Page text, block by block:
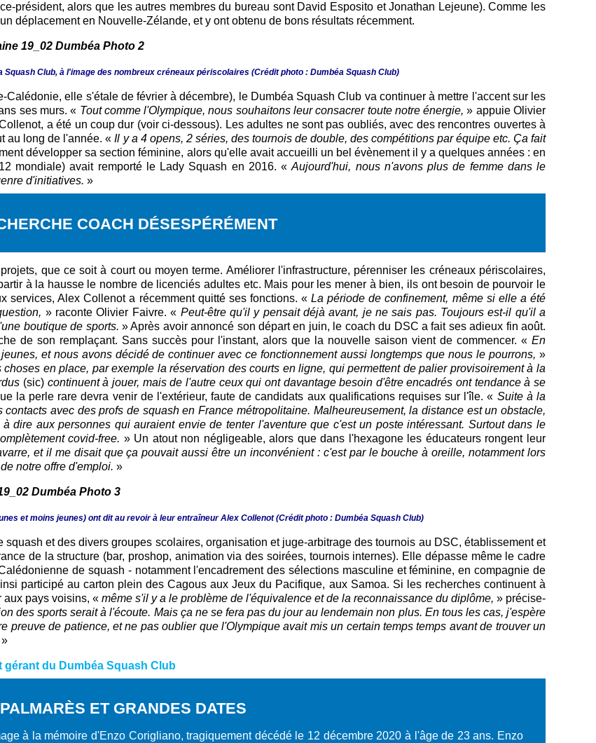
président, alors que les autres membres du bureau sont David Esposito et Jonathan Lejeune). Comme les
déplacement en Nouvelle-Zélande, et y ont obtenu de bons résultats récemment.
Squash Club, à l'image des nombreux créneaux périscolaires (Crédit photo : Dumbéa Squash Club)
elle s'étale de février à décembre), le Dumbéa Squash Club va continuer à mettre l'accent sur les
ses murs. « Tout comme l'Olympique, nous souhaitons leur consacrer toute notre énergie,» appuie Olivier
a été un coup dur (voir ci-dessous). Les adultes ne sont pas oubliés, avec des rencontres ouvertes à
au long de l'année. «Il y a 4 opens, 2 séries, des tournois de double, des compétitions par équipe etc. Ça fait
développer sa section féminine, alors qu'elle avait accueilli un bel évènement il y a quelques années : en
mondiale) avait remporté le Lady Squash en 2016. «Aujourd'hui, nous n'avons plus de femme dans le
d'initiatives. »
COACH DÉSESPÉRÉMENT
que ce soit à court ou moyen terme. Améliorer l'infrastructure, pérenniser les créneaux périscolaires,
à la hausse le nombre de licenciés adultes etc. Mais pour les mener à bien, ils ont besoin de pourvoir le
services, Alex Collenot a récemment quitté ses fonctions. «La période de confinement, même si elle a été
» raconte Olivier Faivre. « Peut-être qu'il y pensait déjà avant, je ne sais pas. Toujours est-il qu'il a
boutique de sports. » Après avoir annoncé son départ en juin, le coach du DSC a fait ses adieux fin août.
de son remplaçant. Sans succès pour l'instant, alors que la nouvelle saison vient de commencer. « En
et nous avons décidé de continuer avec ce fonctionnement aussi longtemps que nous le pourrons, »
en place, par exemple la réservation des courts en ligne, qui permettent de palier provisoirement à la
(sic) continuent à jouer, mais de l'autre ceux qui ont davantage besoin d'être encadrés ont tendance à se
la perle rare devra venir de l'extérieur, faute de candidats aux qualifications requises sur l'île. « Suite à la
avec des profs de squash en France métropolitaine. Malheureusement, la distance est un obstacle,
dire aux personnes qui auraient envie de tenter l'aventure que c'est un poste intéressant. Surtout dans le
covid-free. » Un atout non négligeable, alors que dans l'hexagone les éducateurs rongent leur
et il me disait que ça pouvait aussi être un inconvénient : c'est par le bouche à oreille, notamment lors
notre offre d'emploi. »
et moins jeunes) ont dit au revoir à leur entraîneur Alex Collenot (Crédit photo : Dumbéa Squash Club)
squash et des divers groupes scolaires, organisation et juge-arbitrage des tournois au DSC, établissement et
de la structure (bar, proshop, animation via des soirées, tournois internes). Elle dépasse même le cadre
de squash - notamment l'encadrement des sélections masculine et féminine, en compagnie de
participé au carton plein des Cagous aux Jeux du Pacifique, aux Samoa. Si les recherches continuent à
aux pays voisins, « même s'il y a le problème de l'équivalence et de la reconnaissance du diplôme, » précise-
des sports serait à l'écoute. Mais ça ne se fera pas du jour au lendemain non plus. En tous les cas, j'espère
preuve de patience, et ne pas oublier que l'Olympique avait mis un certain temps temps avant de trouver un
»
gérant du Dumbéa Squash Club
PALMARÈS ET GRANDES DATES
à la mémoire d'Enzo Corigliano, tragiquement décédé le 12 décembre 2020 à l'âge de 23 ans. Enzo